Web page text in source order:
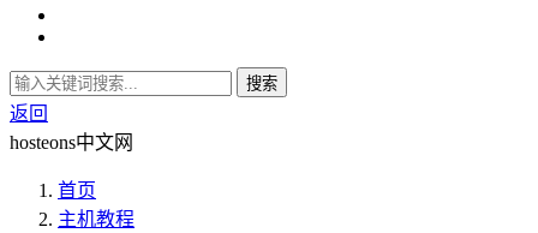
搜索
返回
hosteons中文网
首页
主机教程